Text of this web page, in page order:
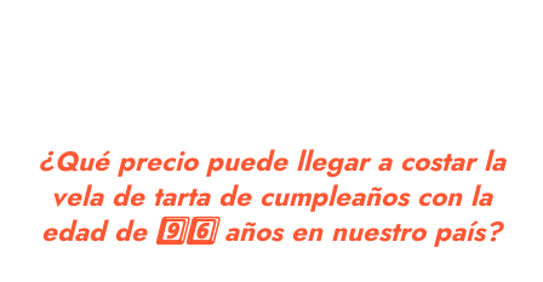
¿Qué precio puede llegar a costar la
vela de tarta de cumpleaños con la
edad de 9️⃣6️⃣ años en nuestro país?